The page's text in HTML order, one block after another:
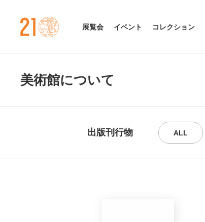
金沢21世紀美術館
展覧会 イベント コレクション
美術館について
出版刊行物 ALL